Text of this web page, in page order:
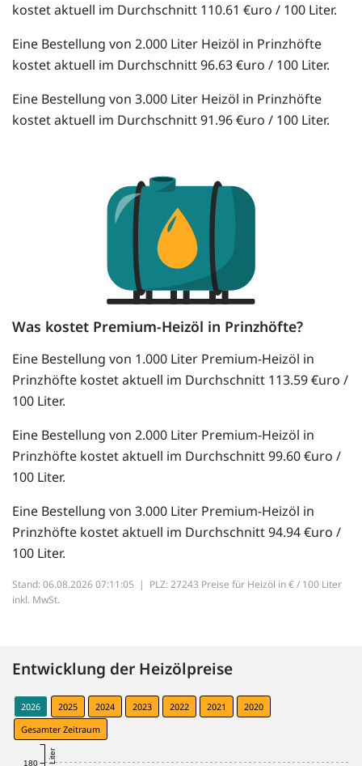
kostet aktuell im Durchschnitt 110.61 €uro / 100 Liter.
Eine Bestellung von 2.000 Liter Heizöl in Prinzhöfte
kostet aktuell im Durchschnitt 96.63 €uro / 100 Liter.
Eine Bestellung von 3.000 Liter Heizöl in Prinzhöfte
kostet aktuell im Durchschnitt 91.96 €uro / 100 Liter.
Was kostet Premium-Heizöl in Prinzhöfte?
Eine Bestellung von 1.000 Liter Premium-Heizöl in
Prinzhöfte kostet aktuell im Durchschnitt 113.59 €uro /
100 Liter.
Eine Bestellung von 2.000 Liter Premium-Heizöl in
Prinzhöfte kostet aktuell im Durchschnitt 99.60 €uro /
100 Liter.
Eine Bestellung von 3.000 Liter Premium-Heizöl in
Prinzhöfte kostet aktuell im Durchschnitt 94.94 €uro /
100 Liter.
Stand: 06.08.2026 07:11:05 | PLZ: 27243 Preise für Heizöl in € / 100 Liter
inkl. MwSt.
Entwicklung der Heizölpreise
2026 2025 2024 2023 2022 2021
2020
Gesamter Zeitraum
180